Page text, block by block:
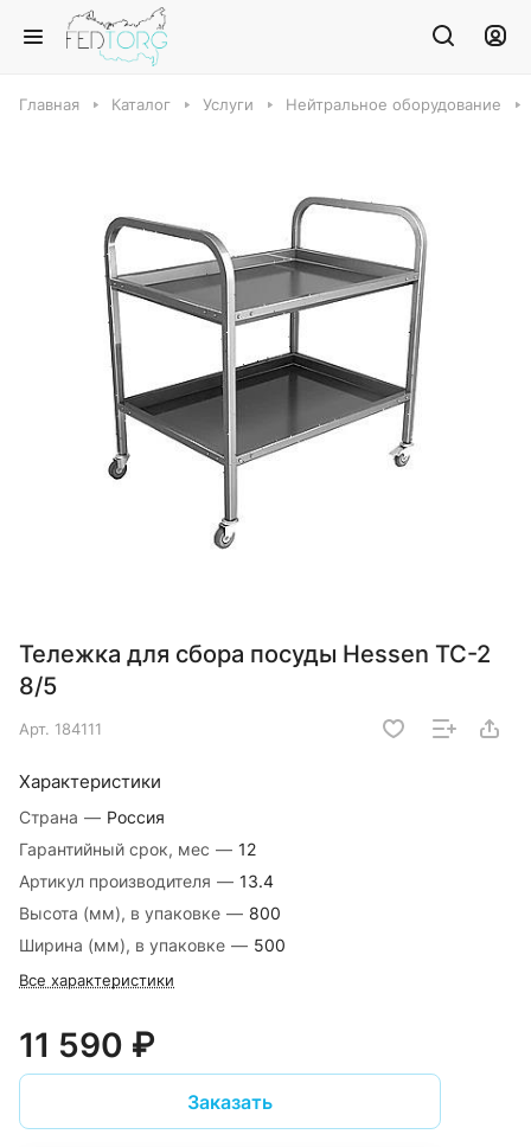
Главная Каталог Услуги Нейтральное оборудование
Тележка для сбора посуды Hessen ТС-2
8/5
Арт. 184111
Характеристики
Страна — Россия
Гарантийный срок, мес — 12
Артикул производителя — 13.4
Высота (мм), в упаковке — 800
Ширина (мм), в упаковке — 500
Все характеристики
11 590 ₽
Заказать